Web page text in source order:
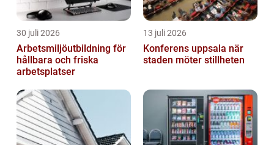
30 juli 2026
Arbetsmiljöutbildning för
hållbara och friska
arbetsplatser
13 juli 2026
Konferens uppsala när
staden möter stillheten